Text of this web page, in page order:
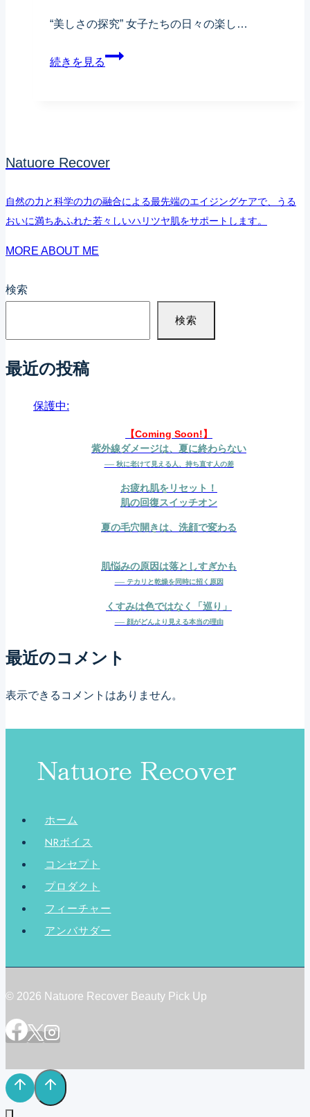
“美しさの探究” 女子たちの日々の楽し…
続きを見る夏
ジ
リ
テ
こ
美
容
液
サ
ラ
変
Natuore Recover
自然の力と科学の力の融合による最先端のエイジングケアで、うる
おいに満ちあふれた若々しいハリツヤ肌をサポートします。
MORE ABOUT ME
検索
検索
最近の投稿
保護中:
【Coming Soon!】
紫外線ダメージは、夏に終わらない
── 秋に老けて見える人、持ち直す人の差
お疲れ肌をリセット！
肌の回復スイッチオン
夏の毛穴開きは、洗顔で変わる
肌悩みの原因は落としすぎかも
── テカリと乾燥を同時に招く原因
くすみは色ではなく「巡り」
── 顔がどんより見える本当の理由
最近のコメント
表示できるコメントはありません。
ホーム
NRボイス
コンセプト
プロダクト
フィーチャー
アンバサダー
© 2026 Natuore Recover Beauty Pick Up